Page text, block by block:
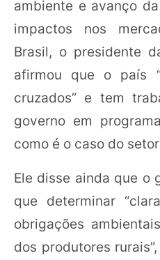
ambiente e avanço
impactos nos
Brasil, o presidente
afirmou que o país
cruzados” e tem
governo em
como é o caso do
Ele disse ainda que o
que determinar
obrigações
dos produtores